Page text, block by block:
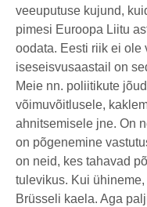
veeuputuse kujund,
pimesi Euroopa Liitu
oodata. Eesti riik ei ole
iseseisvusaastail on
Meie nn. poliitikute
võimuvõitlusele,
ahnitsemisele jne. On
on põgenemine
on neid, kes tahavad
tulevikus. Kui
Brüsseli kaela. Aga